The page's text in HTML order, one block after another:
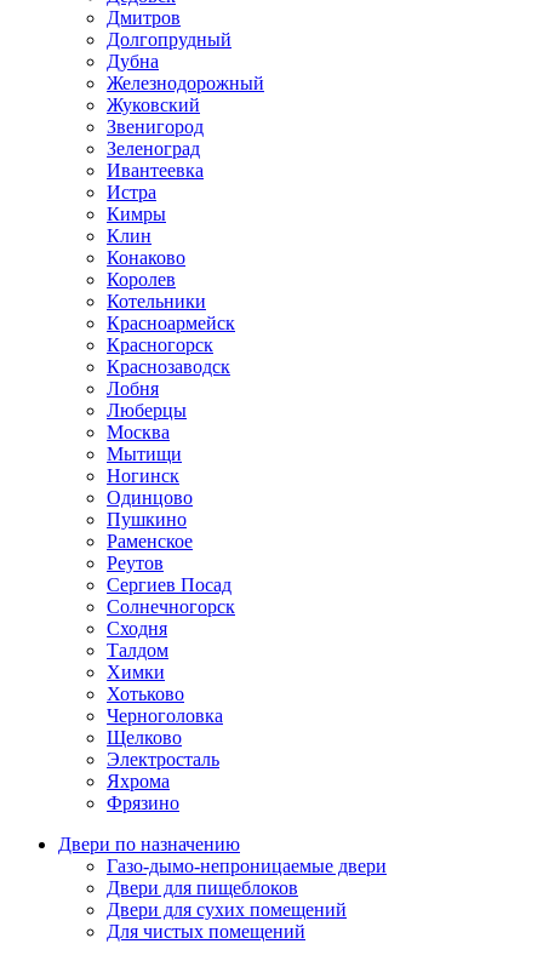
Дмитров
Долгопрудный
Дубна
Железнодорожный
Жуковский
Звенигород
Зеленоград
Ивантеевка
Истра
Кимры
Клин
Конаково
Королев
Котельники
Красноармейск
Красногорск
Краснозаводск
Лобня
Люберцы
Москва
Мытищи
Ногинск
Одинцово
Пушкино
Раменское
Реутов
Сергиев Посад
Солнечногорск
Сходня
Талдом
Химки
Хотьково
Черноголовка
Щелково
Электросталь
Яхрома
Фрязино
Двери по назначению
Газо-дымо-непроницаемые двери
Двери для пищеблоков
Двери для сухих помещений
Для чистых помещений